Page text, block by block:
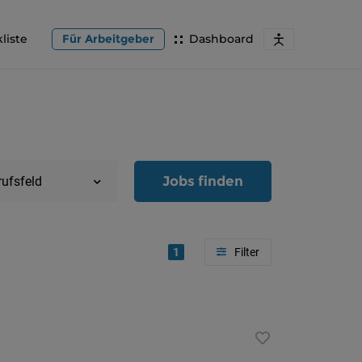
Dashboard
Für Arbeitgeber
Jobs finden
1